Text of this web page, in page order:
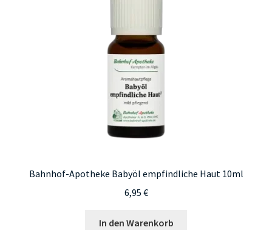
Bahnhof-Apotheke Babyöl empfindliche Haut 10ml
6,95 €
In den Warenkorb